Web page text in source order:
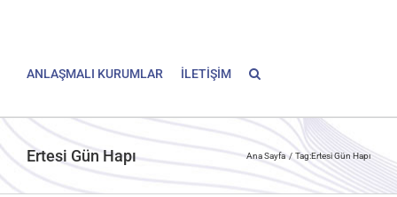
ANLAŞMALI KURUMLAR İLETİŞİM
Ertesi Gün Hapı Ana Sayfa Tag:Ertesi Gün Hapı